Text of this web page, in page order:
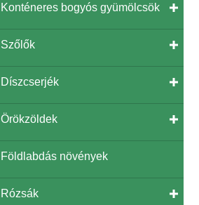
Konténeres bogyós gyümölcsök
Szőlők
Díszcserjék
Örökzöldek
Földlabdás növények
Rózsák